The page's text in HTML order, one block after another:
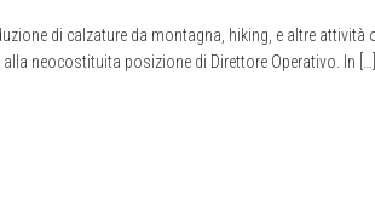
di calzature da montagna, hiking, e altre attività
neocostituita posizione di Direttore Operativo. In […]